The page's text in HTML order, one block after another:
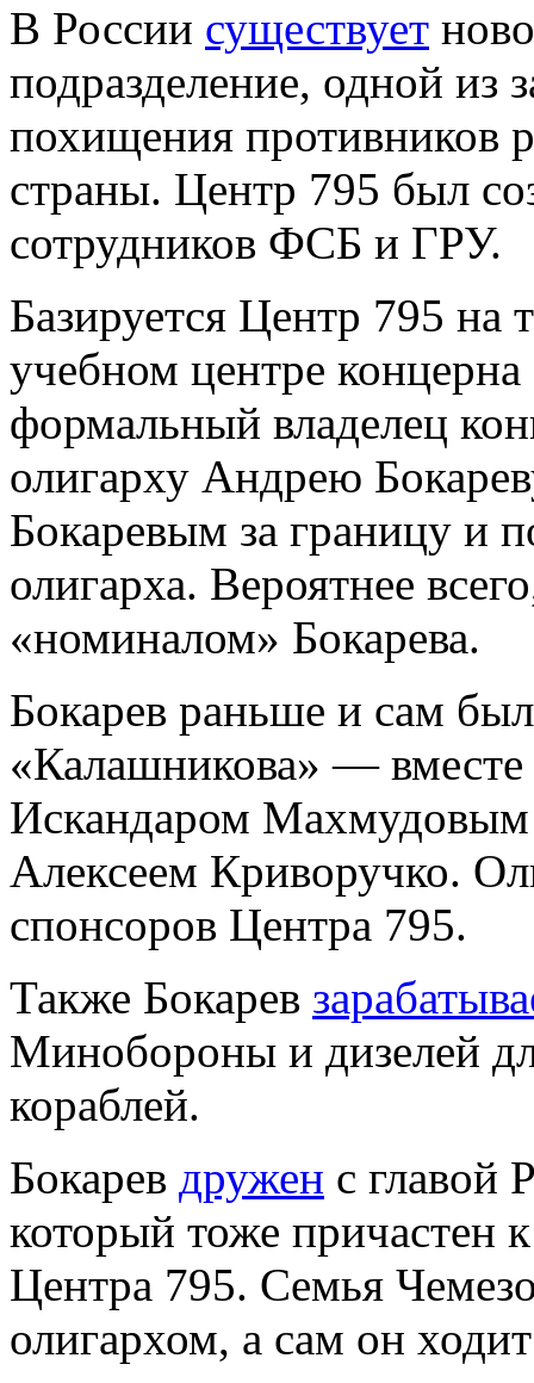
В России существует
подразделение, одной из
похищения противников
страны. Центр 795 был
сотрудников ФСБ и ГРУ.
Базируется Центр 795 на
учебном центре
формальный владелец
олигарху Андрею
Бокаревым за границу и
олигарха. Вероятнее
«номиналом» Бокарева.
Бокарев раньше и сам
«Калашникова» —
Искандаром
Алексеем Криворучко.
спонсоров Центра 795.
Также Бокарев
Минобороны и дизелей
кораблей.
Бокарев дружен с главой
который тоже причастен
Центра 795. Семья
олигархом, а сам он